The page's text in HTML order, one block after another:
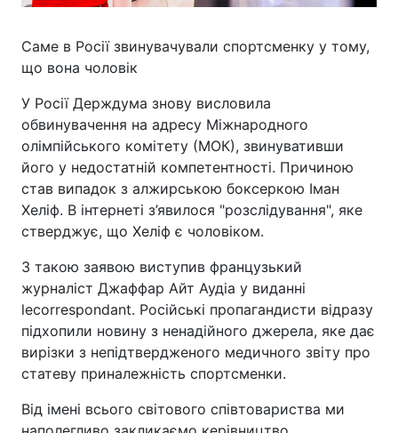
Саме в Росії звинувачували спортсменку у тому,
що вона чоловік
У Росії Держдума знову висловила
обвинувачення на адресу Міжнародного
олімпійського комітету (МОК), звинувативши
його у недостатній компетентності. Причиною
став випадок з алжирською боксеркою Іман
Хеліф. В інтернеті з’явилося "розслідування", яке
стверджує, що Хеліф є чоловіком.
З такою заявою виступив французький
журналіст Джаффар Айт Аудіа у виданні
lecorrespondant. Російські пропагандисти відразу
підхопили новину з ненадійного джерела, яке дає
вирізки з непідтвердженого медичного звіту про
статеву приналежність спортсменки.
Від імені всього світового співтовариства ми